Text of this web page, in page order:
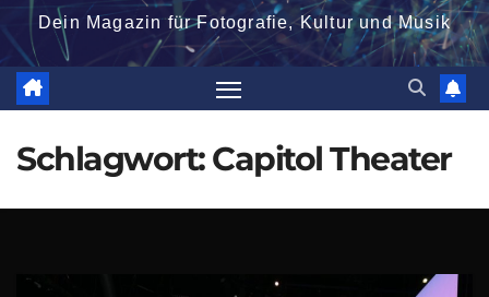
Dein Magazin für Fotografie, Kultur und Musik
Schlagwort:Capitol Theater